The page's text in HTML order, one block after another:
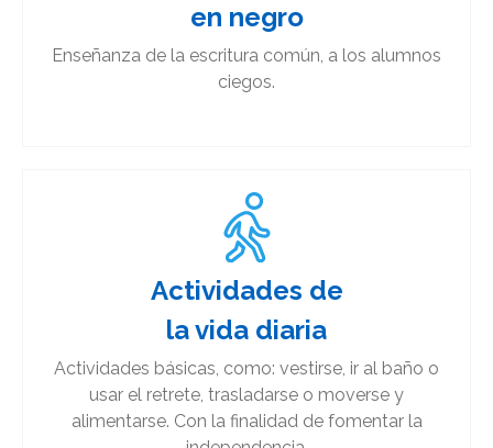
en negro​
Enseñanza de la escritura común, a los alumnos
ciegos.
Actividades de
la vida diaria​
Actividades básicas, como: vestirse, ir al baño o
usar el retrete, trasladarse o moverse y
alimentarse. Con la finalidad de fomentar la